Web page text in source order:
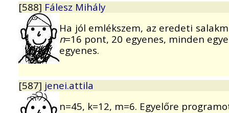
[588] Fálesz Mihály
Ha jól emlékszem, az eredeti
n=16 pont, 20 egyenes, minden
egyenes.
[587] jenei.attila
n=45, k=12, m=6. Egyelőre